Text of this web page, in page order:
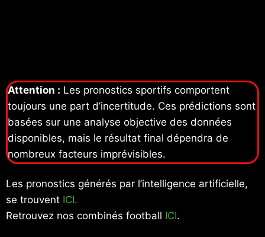
Attention : Les pronostics sportifs comportent
toujours une part d’incertitude. Ces prédictions sont
basées sur une analyse objective des données
disponibles, mais le résultat final dépendra de
nombreux facteurs imprévisibles.
Les pronostics générés par l’intelligence artificielle,
se trouvent ICI.
Retrouvez nos combinés football ICI.